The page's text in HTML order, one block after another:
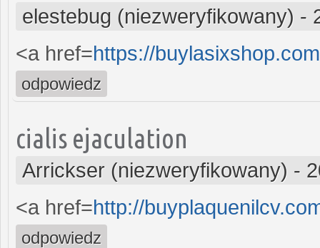
elestebug (niezweryfikowany) -
<a href=https://
odpowiedz
cialis ejaculation
Arrickser (niezweryfikowany) -
<a href=http://
odpowiedz